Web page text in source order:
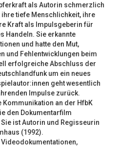
als Autorin schmerzlich
tiefe Menschlichkeit, ihre
Kraft als Impulsgeberin für
Handeln. Sie erkannte
und hatte den Mut,
und Fehlentwicklungen beim
erfolgreiche Abschluss der
um ein neues
geht wesentlich
Impulse zurück.
Kommunikation an der HfbK
den Dokumentarfilm
Sie ist Autorin und Regisseurin
(1992).